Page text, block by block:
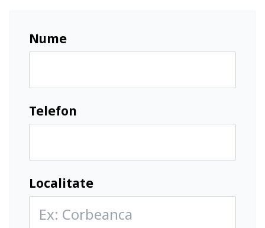
Nume
Telefon
Localitate